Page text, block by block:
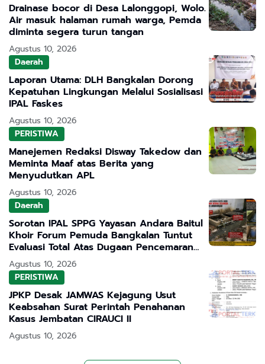
Drainase bocor di Desa Lalonggopi, Wolo.
Air masuk halaman rumah warga, Pemda
diminta segera turun tangan
Agustus 10, 2026
Daerah
Laporan Utama: DLH Bangkalan Dorong
Kepatuhan Lingkungan Melalui Sosialisasi
IPAL Faskes
Agustus 10, 2026
PERISTIWA
Manejemen Redaksi Disway Takedow dan
Meminta Maaf atas Berita yang
Menyudutkan APL
Agustus 10, 2026
Daerah
Sorotan IPAL SPPG Yayasan Andara Baitul
Khoir Forum Pemuda Bangkalan Tuntut
Evaluasi Total Atas Dugaan Pencemaran
Lingkungan
Agustus 10, 2026
PERISTIWA
JPKP Desak JAMWAS Kejagung Usut
Keabsahan Surat Perintah Penahanan
Kasus Jembatan CIRAUCI II
Agustus 10, 2026